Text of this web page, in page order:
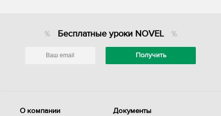
Бесплатные уроки NOVEL
О компании Документы